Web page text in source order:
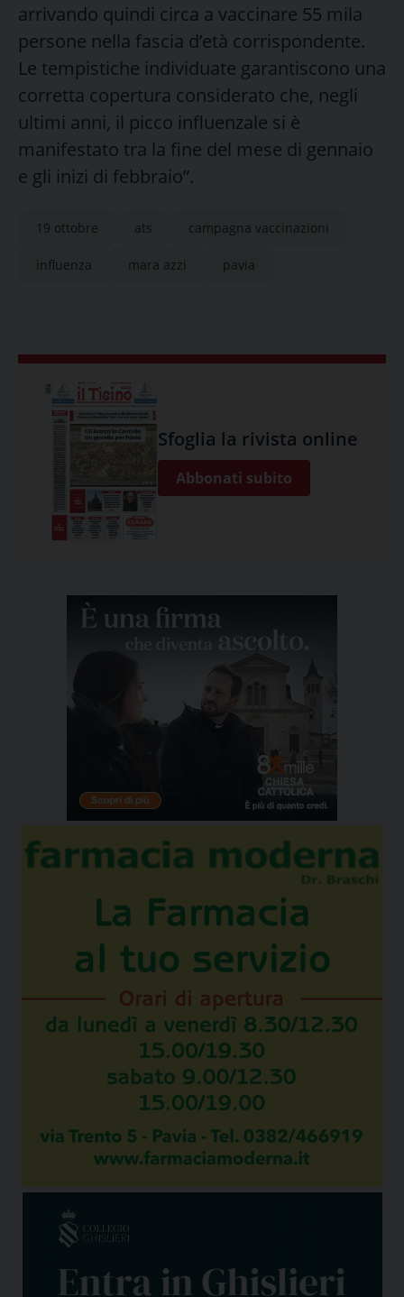
arrivando quindi circa a vaccinare 55 mila
persone nella fascia d’età corrispondente.
Le tempistiche individuate garantiscono una
corretta copertura considerato che, negli
ultimi anni, il picco influenzale si è
manifestato tra la fine del mese di gennaio
e gli inizi di febbraio”.
19 ottobre ats campagna vaccinazioni
influenza mara azzi pavia
Sfoglia la rivista online
Abbonati subito